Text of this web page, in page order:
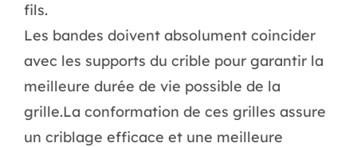
fils.
Les bandes doivent absolument coincider
avec les supports du crible pour garantir la
meilleure durée de vie possible de la
grille.La conformation de ces grilles assure
un criblage efficace et une meilleure